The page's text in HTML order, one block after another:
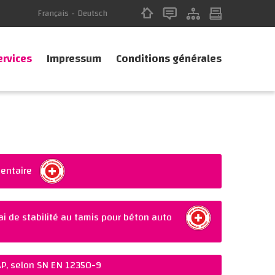
Français - Deutsch
Impressum Conditions générales
de stabilité au tamis pour béton auto
SN EN
selon SN EN 12350-9